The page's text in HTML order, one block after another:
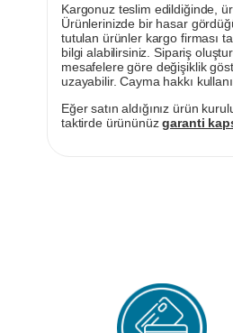
Kargonuz teslim edildiğinde,
Ürünlerinizde bir hasar
tutulan ürünler kargo firması
bilgi alabilirsiniz. Sipariş
mesafelere göre değişiklik
uzayabilir. Cayma hakkı
Eğer satın aldığınız ürün
taktirde ürününüzgaranti